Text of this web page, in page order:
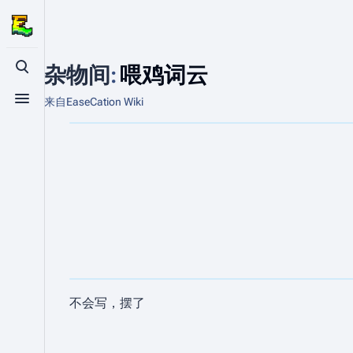
打开/关闭搜索
打开/关闭菜单
杂物间:喂鸡词云
来自EaseCation Wiki
不会写，摆了